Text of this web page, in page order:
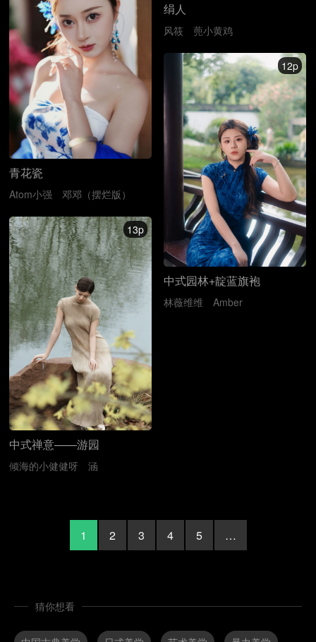
绢人
风筱 蔸小黄鸡
青花瓷
Atom小强 邓邓（摆烂版）
12p
中式园林+靛蓝旗袍
林薇维维 Amber
13p
中式禅意——游园
倾海的小健健呀 涵
1 2 3 4 5 …
猜你想看